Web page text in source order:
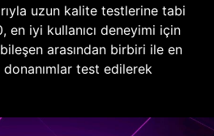
uzun kalite testlerine tabi
en iyi kullanıcı deneyimi için
arasından birbiri ile en
test edilerek